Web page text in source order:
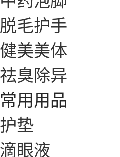
脱毛护手
健美美体
祛臭除异
常用用品
护垫
滴眼液